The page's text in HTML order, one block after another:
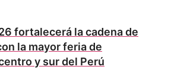
fortalecerá la cadena de
la mayor feria de
y sur del Perú